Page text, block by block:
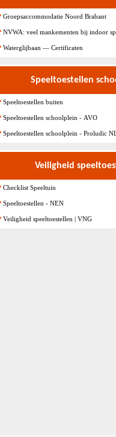
Groepsaccommodatie Noord Brabant
NVWA: veel mankementen bij indoor
Waterglijbaan — Certificaten
Speeltoestellen
Speeltoestellen buiten
Speeltoestellen schoolplein - AVO
Speeltoestellen schoolplein - Proludic
Veiligheid
Checklist Speeltuin
Speeltoestellen - NEN
Veiligheid speeltoestellen | VNG